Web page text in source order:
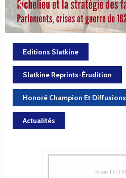
Editions Slatkine
Slatkine Reprints-Érudition
Honoré Champion Et Diffusions
Actualités